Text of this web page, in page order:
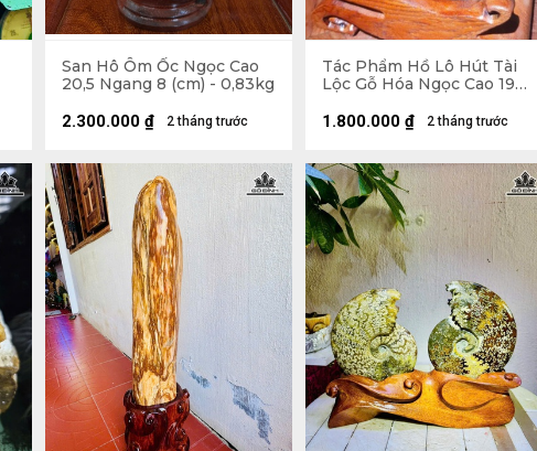
San Hô Ôm Ốc Ngọc Cao
20,5 Ngang 8 (cm) - 0,83kg
2 tháng trước
2.300.000 ₫
Tác Phẩm Hồ Lô Hút Tài
Lộc Gỗ Hóa Ngọc Cao 19
2 tháng trước
1.800.000 ₫